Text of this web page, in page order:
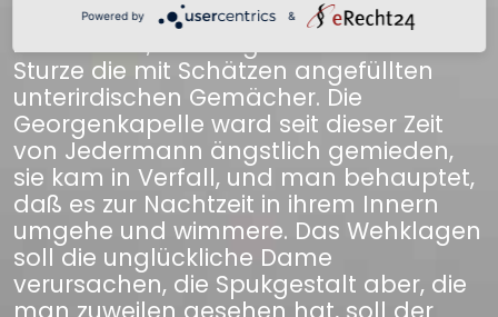
Brand, es stürzte in Trümmern
zusammen, und begrub in seinem
Sturze die mit Schätzen angefüllten
unterirdischen Gemächer. Die
Georgenkapelle ward seit dieser Zeit
von Jedermann ängstlich gemieden,
sie kam in Verfall, und man behauptet,
daß es zur Nachtzeit in ihrem Innern
umgehe und wimmere. Das Wehklagen
soll die unglückliche Dame
verursachen, die Spukgestalt aber, die
Powered by &